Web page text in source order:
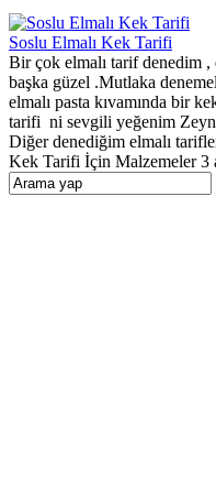
Soslu Elmalı Kek Tarifi
Bir çok elmalı tarif denedim
başka güzel .Mutlaka
elmalı pasta kıvamında bir
tarifi ni sevgili yeğenim
Diğer denediğim elmalı
Kek Tarifi İçin Malzemeler 3